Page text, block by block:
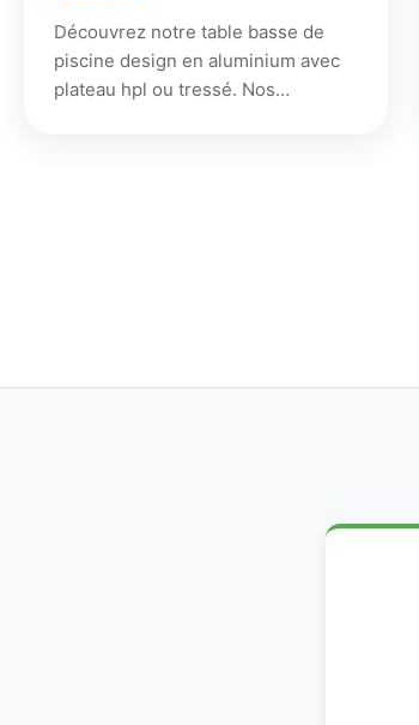
Découvrez notre table basse de
piscine design en aluminium avec
plateau hpl ou tressé. Nos…